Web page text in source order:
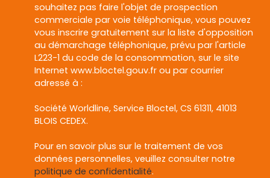
souhaitez pas faire l'objet de prospection
commerciale par voie téléphonique, vous pouvez
vous inscrire gratuitement sur la liste d'opposition
au démarchage téléphonique, prévu par l'article
L223-1 du code de la consommation, sur le site
Internet www.bloctel.gouv.fr ou par courrier
adressé à :
Société Worldline, Service Bloctel, CS 61311, 41013
BLOIS CEDEX.
Pour en savoir plus sur le traitement de vos
données personnelles, veuillez consulter notre
politique de confidentialité.